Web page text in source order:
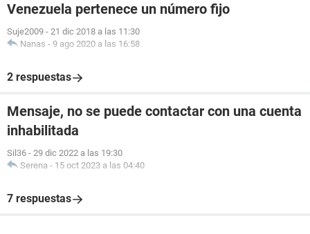
Venezuela pertenece un número fijo
Suje2009 - 21 dic 2018 a las 11:30
Nanas - 9 ago 2020 a las 16:58
2 respuestas
Mensaje, no se puede contactar con una cuenta
inhabilitada
Sil36 - 29 dic 2022 a las 19:30
Serena - 15 oct 2023 a las 04:40
7 respuestas